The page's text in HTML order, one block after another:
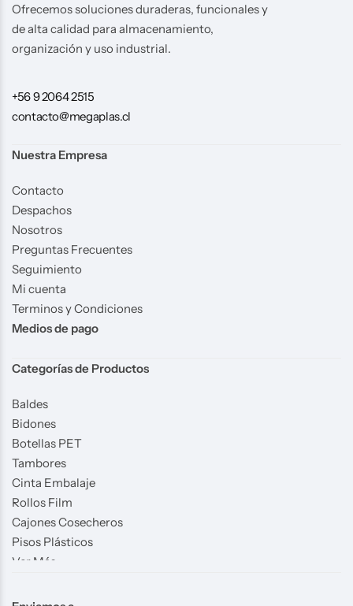
Ofrecemos soluciones duraderas, funcionales y
de alta calidad para almacenamiento,
organización y uso industrial.
+56 9 2064 2515
contacto@megaplas.cl
Nuestra Empresa
Contacto
Despachos
Nosotros
Preguntas Frecuentes
Seguimiento
Mi cuenta
Terminos y Condiciones
Medios de pago
Categorías de Productos
Baldes
Bidones
Botellas PET
Tambores
Cinta Embalaje
Rollos Film
Cajones Cosecheros
Pisos Plásticos
Ver Más